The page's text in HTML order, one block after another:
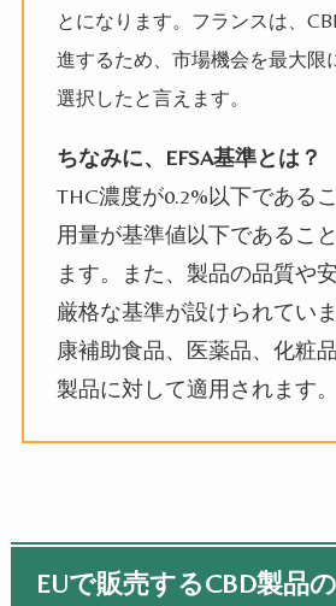
とになります。フランスは、
進するため、市場機会を最大限
選択したと言えます。
ちなみに、EFSA基準とは？
THC濃度が0.2%以下である
用量が基準値以下であるこ
ます。また、製品の品質や
厳格な基準が設けられてい
康補助食品、医薬品、化粧
製品に対して適用されます。
EUで販売するCBD製品